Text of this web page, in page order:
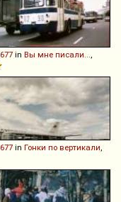
677 in Вы мне писали...,
677 in Гонки по вертикали,